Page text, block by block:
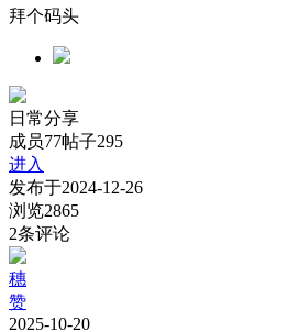
拜个码头
日常分享
成员77帖子295
进入
发布于2024-12-26
浏览2865
2条评论
穗
赞
2025-10-20